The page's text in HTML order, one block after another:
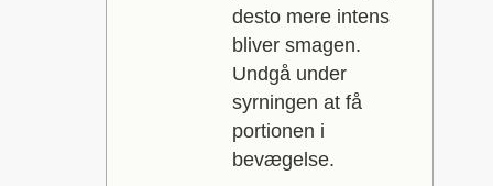
desto mere intens
bliver smagen.
Undgå under
syrningen at få
portionen i
bevægelse.